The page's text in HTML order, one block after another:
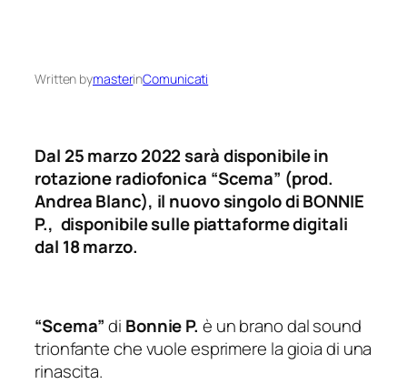
Written bymasterinComunicati
Dal 25 marzo 2022 sarà disponibile in
rotazione radiofonica “Scema” (prod.
Andrea Blanc), il nuovo singolo di BONNIE
P., disponibile sulle piattaforme digitali
dal 18 marzo.
“Scema”di Bonnie P. è un brano dal sound
trionfante che vuole esprimere la gioia di una
rinascita.